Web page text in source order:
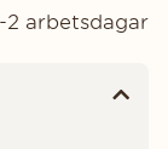
2 arbetsdagar